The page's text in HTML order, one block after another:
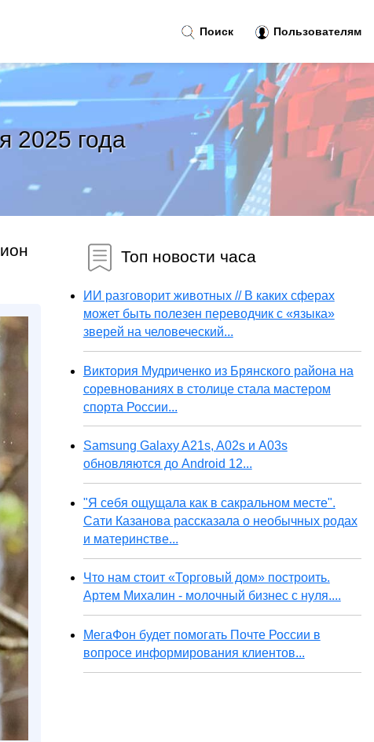
2025 года
Топ новости часа
ИИ разговорит животных // В каких сферах
может быть полезен переводчик с «языка»
зверей на человеческий...
Виктория Мудриченко из Брянского района на
соревнованиях в столице стала мастером
спорта России...
Samsung Galaxy A21s, A02s и A03s
обновляются до Android 12...
"Я себя ощущала как в сакральном месте".
Сати Казанова рассказала о необычных родах
и материнстве...
Что нам стоит «Торговый дом» построить.
Артем Михалин - молочный бизнес с нуля....
МегаФон будет помогать Почте России в
вопросе информирования клиентов...
Поиск Пользователям